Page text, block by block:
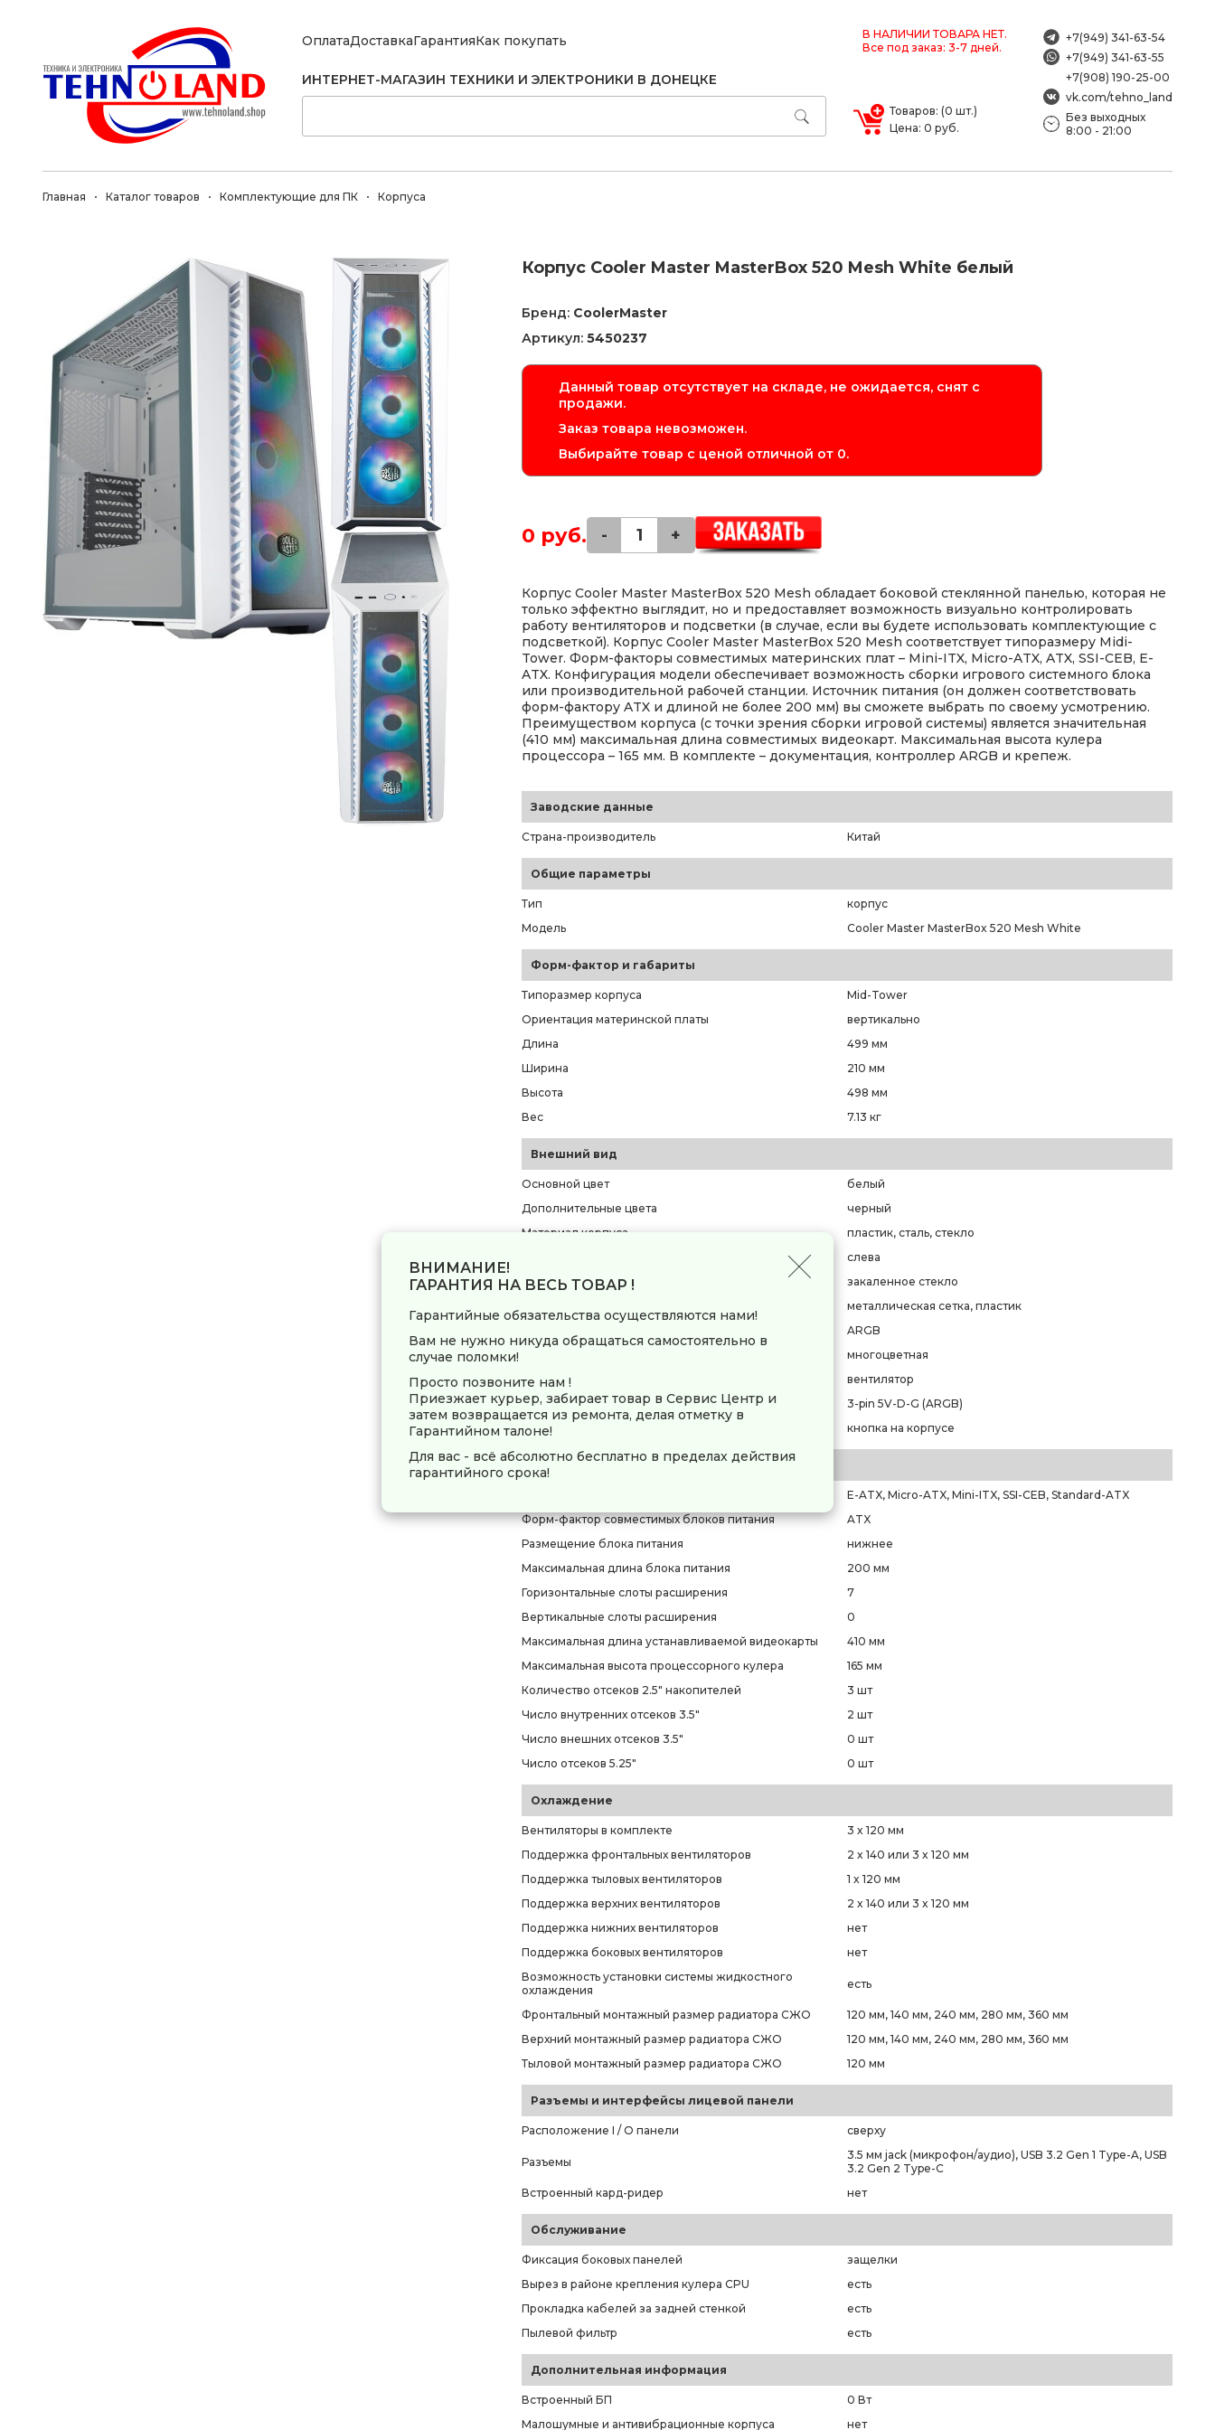
ОплатаДоставкаГарантияКак покупать
В НАЛИЧИИ ТОВАРА НЕТ.
Все под заказ: 3-7 дней.
ИНТЕРНЕТ-МАГАЗИН ТЕХНИКИ И ЭЛЕКТРОНИКИ В ДОНЕЦКЕ
Товаров: (0 шт.)
Цена: 0 руб.
+7(949) 341-63-54
+7(949) 341-63-55
+7(908) 190-25-00
vk.com/tehno_land
Без выходных
8:00 - 21:00
Главная Каталог товаров Комплектующие для ПК Корпуса
Корпус Cooler Master MasterBox 520 Mesh White белый
Бренд: CoolerMaster
Артикул: 5450237
Данный товар отсутствует на складе, не ожидается, снят с
продажи.
Заказ товара невозможен.
Выбирайте товар с ценой отличной от 0.
0 руб. - +
Корпус Cooler Master MasterBox 520 Mesh обладает боковой стеклянной панелью, которая не
только эффектно выглядит, но и предоставляет возможность визуально контролировать
работу вентиляторов и подсветки (в случае, если вы будете использовать комплектующие с
подсветкой). Корпус Cooler Master MasterBox 520 Mesh соответствует типоразмеру Midi-
Tower. Форм-факторы совместимых материнских плат – Mini-ITX, Micro-ATX, ATX, SSI-CEB, E-
ATX. Конфигурация модели обеспечивает возможность сборки игрового системного блока
или производительной рабочей станции. Источник питания (он должен соответствовать
форм-фактору ATX и длиной не более 200 мм) вы сможете выбрать по своему усмотрению.
Преимуществом корпуса (с точки зрения сборки игровой системы) является значительная
(410 мм) максимальная длина совместимых видеокарт. Максимальная высота кулера
процессора – 165 мм. В комплекте – документация, контроллер ARGB и крепеж.
Заводские данные
Страна-производитель Китай
Общие параметры
Тип
корпус
Модель
Cooler Master MasterBox 520 Mesh White
Форм-фактор и габариты
Типоразмер корпуса
Mid-Tower
Ориентация материнской платы
вертикально
Длина
499 мм
Ширина
210 мм
Высота
498 мм
Вес
7.13 кг
Внешний вид
Основной цвет
белый
Дополнительные цвета
черный
Материал корпуса
пластик, сталь, стекло
слева
Материал окна
закаленное стекло
металлическая сетка, пластик
ARGB
многоцветная
Источник подсветки
вентилятор
Разъем подключения подсветки
3-pin 5V-D-G (ARGB)
Способ управления подсветкой
кнопка на корпусе
Совместимость
E-ATX, Micro-ATX, Mini-ITX, SSI-CEB, Standard-ATX
Форм-фактор совместимых блоков питания
ATX
Размещение блока питания
нижнее
Максимальная длина блока питания
200 мм
Горизонтальные слоты расширения
7
Вертикальные слоты расширения
0
Максимальная длина устанавливаемой видеокарты
410 мм
Максимальная высота процессорного кулера
165 мм
Количество отсеков 2.5" накопителей
3 шт
Число внутренних отсеков 3.5"
2 шт
Число внешних отсеков 3.5"
0 шт
Число отсеков 5.25"
0 шт
Охлаждение
Вентиляторы в комплекте
3 x 120 мм
Поддержка фронтальных вентиляторов
2 x 140 или 3 x 120 мм
Поддержка тыловых вентиляторов
1 x 120 мм
Поддержка верхних вентиляторов
2 x 140 или 3 x 120 мм
Поддержка нижних вентиляторов
нет
Поддержка боковых вентиляторов
нет
Возможность установки системы жидкостного
охлаждения
есть
Фронтальный монтажный размер радиатора СЖО
120 мм, 140 мм, 240 мм, 280 мм, 360 мм
Верхний монтажный размер радиатора СЖО
120 мм, 140 мм, 240 мм, 280 мм, 360 мм
Тыловой монтажный размер радиатора СЖО
120 мм
Разъемы и интерфейсы лицевой панели
Расположение I / O панели сверху
Разъемы
3.5 мм jack (микрофон/аудио), USB 3.2 Gen 1 Type-A, USB
3.2 Gen 2 Type-C
Встроенный кард-ридер
нет
Обслуживание
Фиксация боковых панелей
защелки
Вырез в районе крепления кулера CPU
есть
Прокладка кабелей за задней стенкой
есть
Пылевой фильтр
есть
Дополнительная информация
Встроенный БП
0 Вт
Малошумные и антивибрационные корпуса
нет
ВНИМАНИЕ!
ГАРАНТИЯ НА ВЕСЬ ТОВАР !
Гарантийные обязательства осуществляются нами!
Вам не нужно никуда обращаться самостоятельно в
случае поломки!
Просто позвоните нам !
Приезжает курьер, забирает товар в Сервис Центр и
затем возвращается из ремонта, делая отметку в
Гарантийном талоне!
Для вас - всё абсолютно бесплатно в пределах действия
гарантийного срока!